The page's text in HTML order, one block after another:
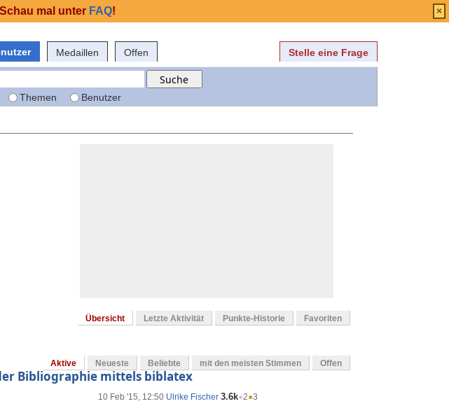
Medaillen Offen Stelle eine Frage
Themen Benutzer
Übersicht Letzte Aktivität Punkte-Historie Favoriten
Aktive Neueste Beliebte mit den meisten Stimmen Offen
Bibliographie mittels biblatex
10 Feb '15, 12:50 Ulrike Fischer 3.6k●2●3
mal unter FAQ! ×